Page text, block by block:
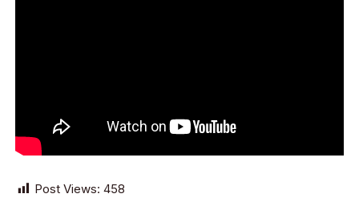
Post Views: 458